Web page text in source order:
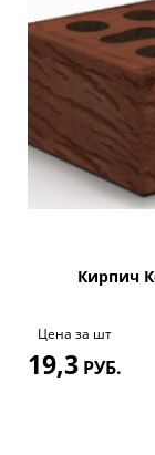
Кирпич
Цена за шт
19,3 РУБ.